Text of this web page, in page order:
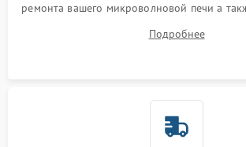
ремонта вашего микроволновой печи а
Подробнее